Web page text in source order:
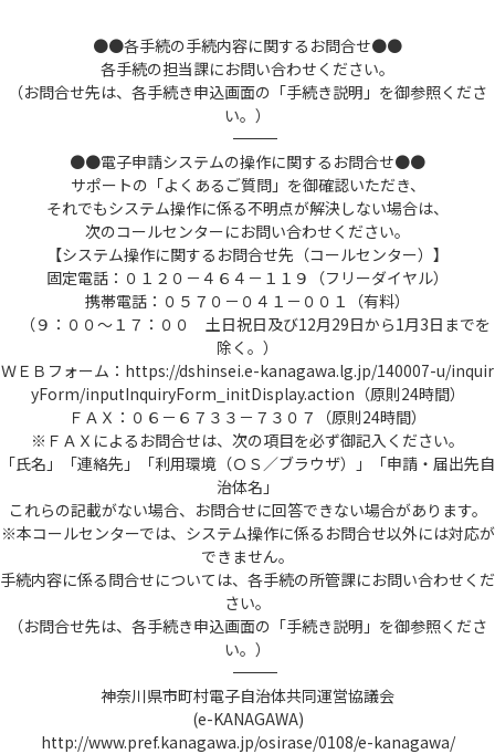
●●各手続の手続内容に関するお問合せ●●
各手続の担当課にお問い合わせください。
（お問合せ先は、各手続き申込画面の「手続き説明」を御参照くださ
い。）
――――――――――――――――――――――――――――――――――――――――――――――――――
●●電子申請システムの操作に関するお問合せ●●
サポートの「よくあるご質問」を御確認いただき、
それでもシステム操作に係る不明点が解決しない場合は、
次のコールセンターにお問い合わせください。
【システム操作に関するお問合せ先（コールセンター）】
固定電話：０１２０－４６４－１１９（フリーダイヤル）
携帯電話：０５７０－０４１－００１（有料）
（９：００～１７：００ 土日祝日及び12月29日から1月3日までを
除く。）
ＷＥＢフォーム：https://dshinsei.e-kanagawa.lg.jp/140007-u/inquir
yForm/inputInquiryForm_initDisplay.action（原則24時間）
ＦＡＸ：０６－６７３３－７３０７（原則24時間）
※ＦＡＸによるお問合せは、次の項目を必ず御記入ください。
「氏名」「連絡先」「利用環境（ＯＳ／ブラウザ）」「申請・届出先自
治体名」
これらの記載がない場合、お問合せに回答できない場合があります。
※本コールセンターでは、システム操作に係るお問合せ以外には対応が
できません。
手続内容に係る問合せについては、各手続の所管課にお問い合わせくだ
さい。
（お問合せ先は、各手続き申込画面の「手続き説明」を御参照くださ
い。）
――――――――――――――――――――――――――――――――――――――――――――――――――
神奈川県市町村電子自治体共同運営協議会
(e-KANAGAWA)
http://www.pref.kanagawa.jp/osirase/0108/e-kanagawa/